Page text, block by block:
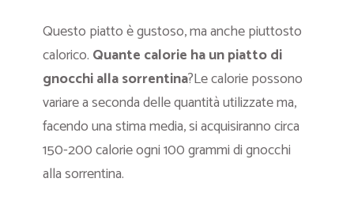
Questo piatto è gustoso, ma anche piuttosto
calorico. Quante calorie ha un piatto di
gnocchi alla sorrentina?Le calorie possono
variare a seconda delle quantità utilizzate ma,
facendo una stima media, si acquisiranno circa
150-200 calorie ogni 100 grammi di gnocchi
alla sorrentina.